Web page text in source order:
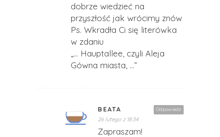
dobrze wiedzieć na
przyszłość jak wrócimy znów
Ps. Wkradła Ci się literówka
w zdaniu
„… Hauptallee, czyli Aleja
Gówna miasta, …”
Odpowiedz
BEATA
26 lutego z 18:34
Zapraszam!